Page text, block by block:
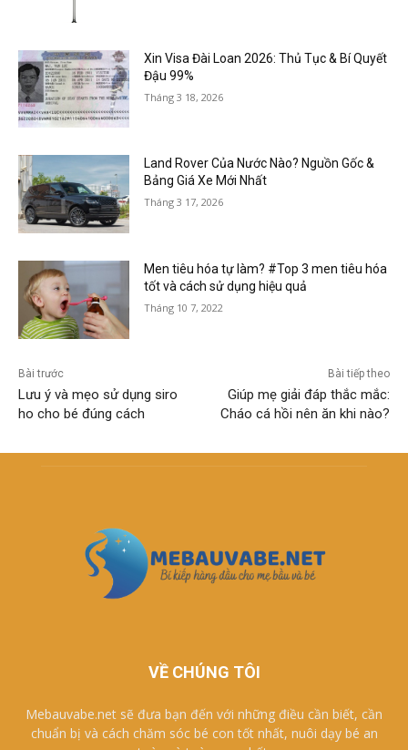
Xin Visa Đài Loan 2026: Thủ Tục & Bí Quyết
Đậu 99%
Tháng 3 18, 2026
Land Rover Của Nước Nào? Nguồn Gốc &
Bảng Giá Xe Mới Nhất
Tháng 3 17, 2026
Men tiêu hóa tự làm? #Top 3 men tiêu hóa
tốt và cách sử dụng hiệu quả
Tháng 10 7, 2022
Bài trước
Lưu ý và mẹo sử dụng siro
ho cho bé đúng cách
Bài tiếp theo
Giúp mẹ giải đáp thắc mắc:
Cháo cá hồi nên ăn khi nào?
VỀ CHÚNG TÔI
Mebauvabe.net sẽ đưa bạn đến với những điều cần biết, cần
chuẩn bị và cách chăm sóc bé con tốt nhất, nuôi dạy bé an